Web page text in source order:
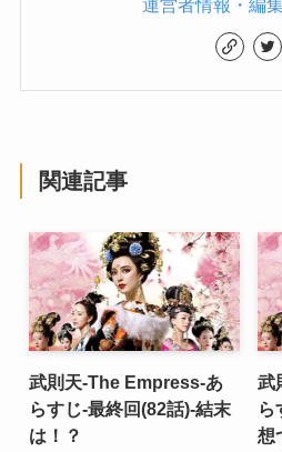
運営者情報・編
関連記事
武則天-The Empress-あ
らすじ-最終回(82話)-結末
は！？
武
ら
想